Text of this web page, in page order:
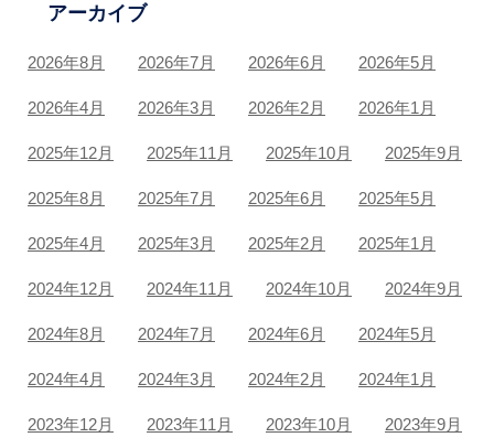
アーカイブ
2026年8月 2026年7月 2026年6月 2026年5月
2026年4月 2026年3月 2026年2月 2026年1月
2025年12月 2025年11月 2025年10月 2025年9月
2025年8月 2025年7月 2025年6月 2025年5月
2025年4月 2025年3月 2025年2月 2025年1月
2024年12月 2024年11月 2024年10月 2024年9月
2024年8月 2024年7月 2024年6月 2024年5月
2024年4月 2024年3月 2024年2月 2024年1月
2023年12月 2023年11月 2023年10月 2023年9月